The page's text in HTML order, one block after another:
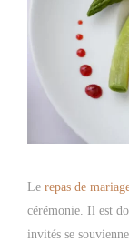
Le repas de
cérémonie. Il est
invités se